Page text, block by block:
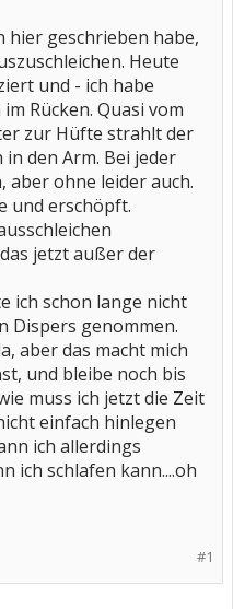
hier geschrieben habe,
Heute
und - ich habe
Rücken. Quasi vom
zur Hüfte strahlt der
in den Arm. Bei jeder
aber ohne leider auch.
und erschöpft.
jetzt außer der
ich schon lange nicht
Dispers genommen.
aber das macht mich
und bleibe noch bis
muss ich jetzt die Zeit
einfach hinlegen
ich allerdings
ich schlafen kann....oh
#1